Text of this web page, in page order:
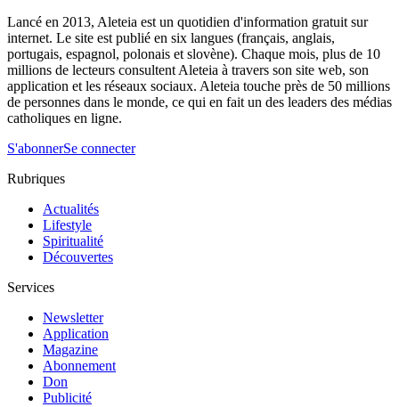
Lancé en 2013, Aleteia est un quotidien d'information gratuit sur
internet. Le site est publié en six langues (français, anglais,
portugais, espagnol, polonais et slovène). Chaque mois, plus de 10
millions de lecteurs consultent Aleteia à travers son site web, son
application et les réseaux sociaux. Aleteia touche près de 50 millions
de personnes dans le monde, ce qui en fait un des leaders des médias
catholiques en ligne.
S'abonnerSe connecter
Rubriques
Actualités
Lifestyle
Spiritualité
Découvertes
Services
Newsletter
Application
Magazine
Abonnement
Don
Publicité